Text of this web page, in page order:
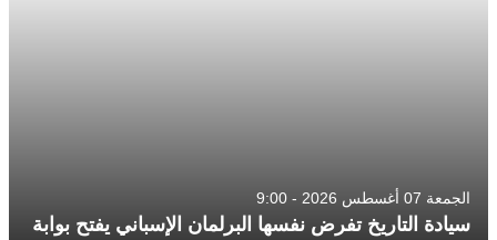
الجمعة 07 أغسطس 2026 - 9:00
سيادة التاريخ تفرض نفسها البرلمان الإسباني يفتح بوابة